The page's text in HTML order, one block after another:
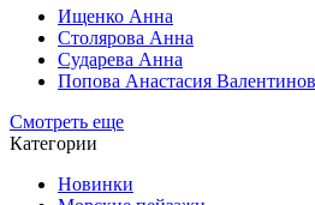
Ищенко Анна
Столярова Анна
Сударева Анна
Попова Анастасия
Смотреть еще
Категории
Новинки